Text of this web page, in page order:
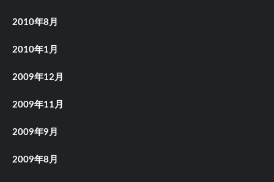
2010年8月
2010年1月
2009年12月
2009年11月
2009年9月
2009年8月